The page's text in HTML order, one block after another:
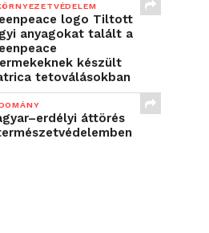
logo Tiltott
anyagokat talált a
készült
tetoválásokban
áttörés